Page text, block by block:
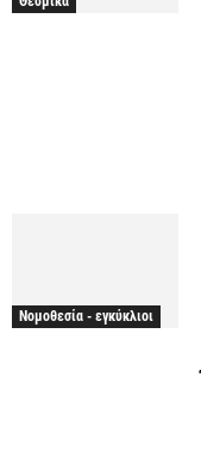
Νομοθεσία - εγκύκλιοι